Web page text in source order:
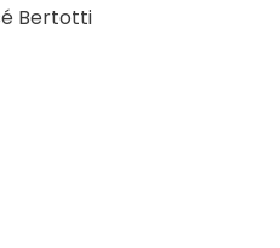
Bertotti